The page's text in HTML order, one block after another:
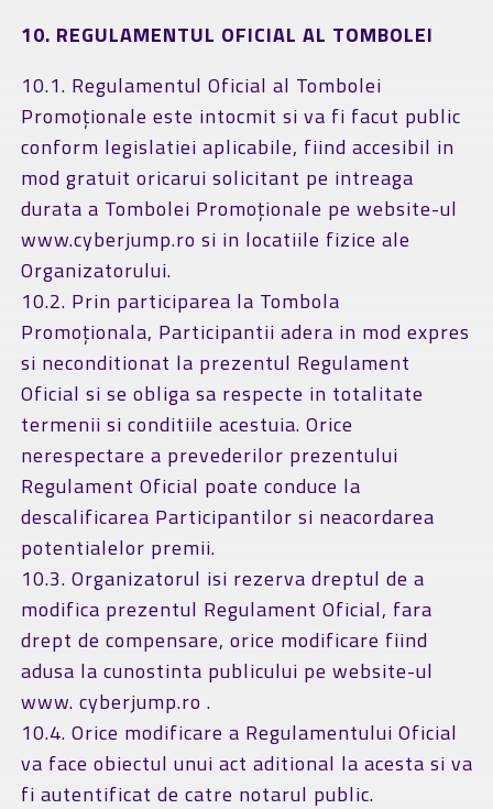
10. REGULAMENTUL OFICIAL AL TOMBOLEI
10.1. Regulamentul Oficial al Tombolei
Promoționale este intocmit si va fi facut public
conform legislatiei aplicabile, fiind accesibil in
mod gratuit oricarui solicitant pe intreaga
durata a Tombolei Promoționale pe website-ul
www.cyberjump.ro si in locatiile fizice ale
Organizatorului.
10.2. Prin participarea la Tombola
Promoționala, Participantii adera in mod expres
si neconditionat la prezentul Regulament
Oficial si se obliga sa respecte in totalitate
termenii si conditiile acestuia. Orice
nerespectare a prevederilor prezentului
Regulament Oficial poate conduce la
descalificarea Participantilor si neacordarea
potentialelor premii.
10.3. Organizatorul isi rezerva dreptul de a
modifica prezentul Regulament Oficial, fara
drept de compensare, orice modificare fiind
adusa la cunostinta publicului pe website-ul
www. cyberjump.ro .
10.4. Orice modificare a Regulamentului Oficial
va face obiectul unui act aditional la acesta si va
fi autentificat de catre notarul public.